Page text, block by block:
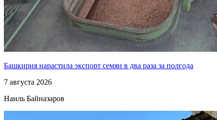
Башкирия нарастила экспорт семян в два раза за полгода
7 августа 2026
Наиль Байназаров